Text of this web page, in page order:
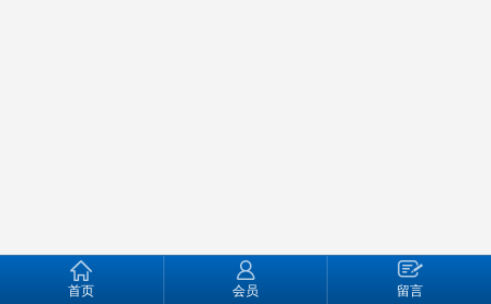
首页 会员 留言